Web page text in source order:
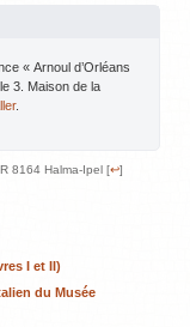
« Arnoul d’Orléans
3. Maison de la
.
8164 Halma-Ipel [↩]
I et II)
du Musée